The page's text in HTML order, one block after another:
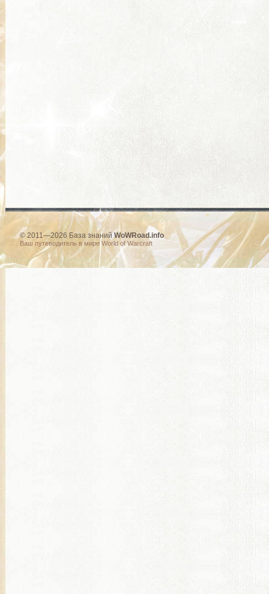
© 2011—2026 База знанийWoWRoad.info
Ваш путеводитель в мире World of Warcraft